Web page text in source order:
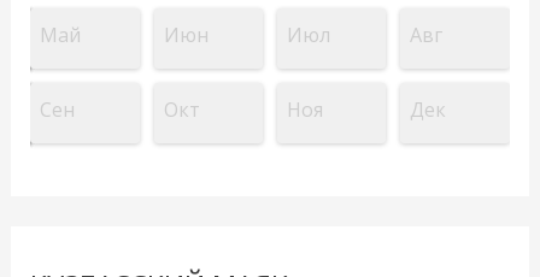
Май Июн Июл Авг
Сен Окт Ноя Дек